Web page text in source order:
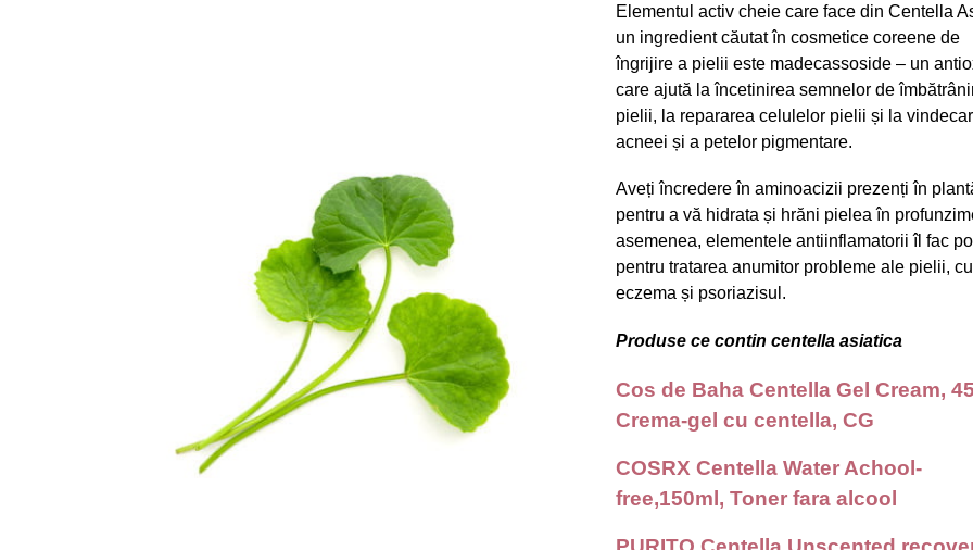
Elementul activ cheie care face din Centella
un ingredient căutat în cosmetice coreene de
îngrijire a pielii este madecassoside – un
care ajută la încetinirea semnelor de
pielii, la repararea celulelor pielii și la
acneei și a petelor pigmentare.
Aveți încredere în aminoacizii prezenți în
pentru a vă hidrata și hrăni pielea în
asemenea, elementele antiinflamatorii îl fac
pentru tratarea anumitor probleme ale pielii,
eczema și psoriazisul.
Produse ce contin centella asiatica
Cos de Baha Centella Gel Cream,
Crema-gel cu centella, CG
COSRX Centella Water Achool-
free,150ml, Toner fara alcool